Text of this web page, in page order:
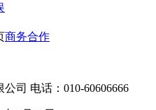
商务合作
司 电话：010-60606666